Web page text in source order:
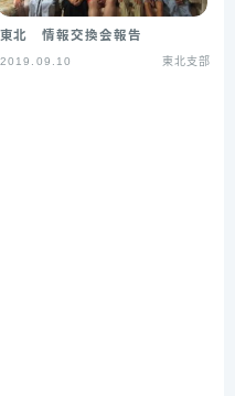
東北 情報交換会報告
2019.09.10 東北支部